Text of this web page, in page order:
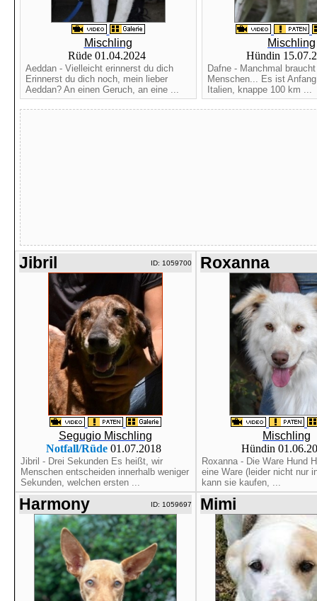
Mischling
Rüde 01.04.2024
Aeddan - Vielleicht erinnerst du dich
Erinnerst du dich noch, mein lieber
Aeddan? An einen Geruch, an eine ...
Mischling
Hündin
Dafne - Manchmal
Menschen... Es ist
Italien, knappe 100 km ...
Jibril ID: 1059700
Segugio Mischling
Notfall/Rüde 01.07.2018
Jibril - Drei Sekunden Es heißt, wir
Menschen entscheiden innerhalb weniger
Sekunden, welchen ersten ...
Roxanna
Mischling
Hündin
Roxanna - Die Ware Hund
eine Ware (leider nicht nur
kann sie kaufen, ...
Harmony ID: 1059697 Mimi